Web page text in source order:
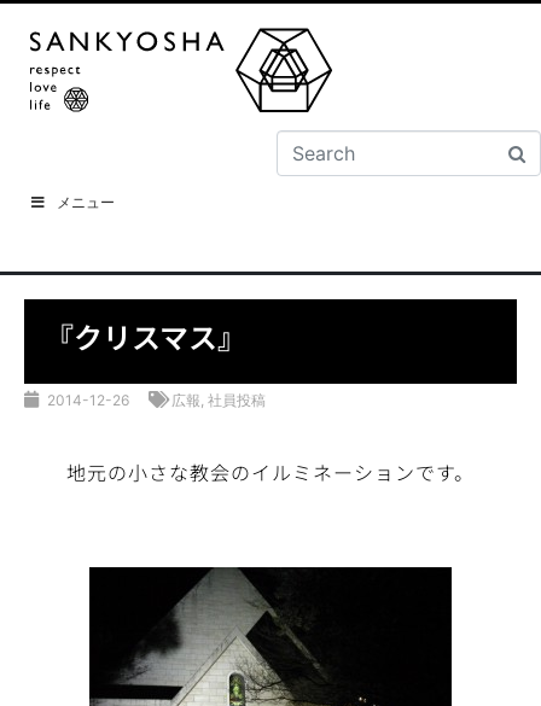
メニュー
『クリスマス』
2014-12-26 広報, 社員投稿
地元の小さな教会のイルミネーションです。